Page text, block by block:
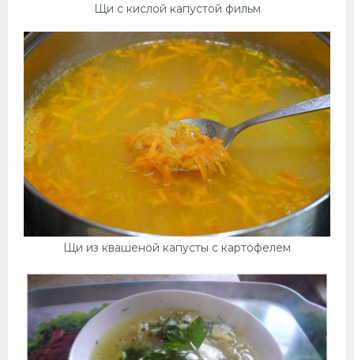
Щи с кислой капустой фильм
Щи из квашеной капусты с картофелем